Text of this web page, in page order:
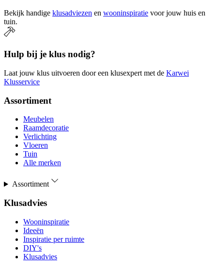
Bekijk handige klusadviezen en wooninspiratie voor jouw huis en
tuin.
Hulp bij je klus nodig?
Laat jouw klus uitvoeren door een klusexpert met de Karwei
Klusservice
Assortiment
Meubelen
Raamdecoratie
Verlichting
Vloeren
Tuin
Alle merken
Assortiment
Klusadvies
Wooninspiratie
Ideeën
Inspiratie per ruimte
DIY's
Klusadvies